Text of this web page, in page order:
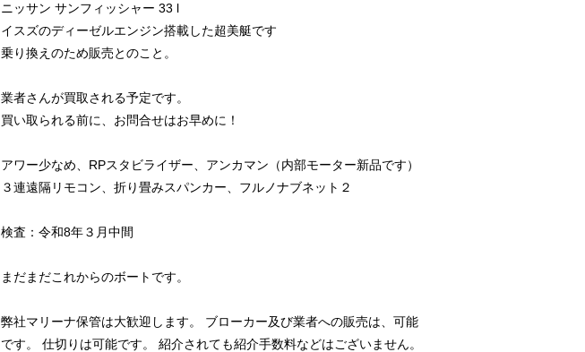
ニッサン サンフィッシャー 33 l
イスズのディーゼルエンジン搭載した超美艇です
乗り換えのため販売とのこと。
業者さんが買取される予定です。
買い取られる前に、お問合せはお早めに！
アワー少なめ、RPスタビライザー、アンカマン（内部モーター新品です）
３連遠隔リモコン、折り畳みスパンカー、フルノナブネット２
検査：令和8年３月中間
まだまだこれからのボートです。
弊社マリーナ保管は大歓迎します。 ブローカー及び業者への販売は、可能
です。 仕切りは可能です。 紹介されても紹介手数料などはございません。